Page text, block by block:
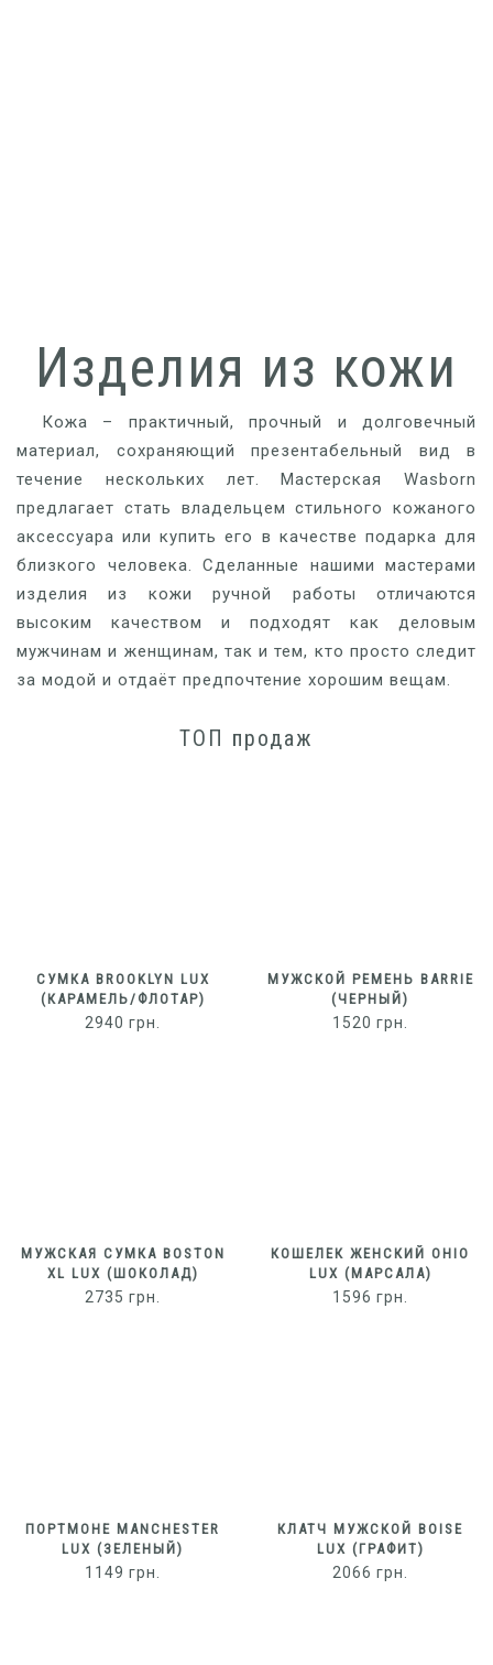
Изделия из кожи
Кожа – практичный, прочный и долговечный
материал, сохраняющий презентабельный вид в
течение нескольких лет. Мастерская Wasborn
предлагает стать владельцем стильного кожаного
аксессуара или купить его в качестве подарка для
близкого человека. Сделанные нашими мастерами
изделия из кожи ручной работы отличаются
высоким качеством и подходят как деловым
мужчинам и женщинам, так и тем, кто просто следит
за модой и отдаёт предпочтение хорошим вещам.
ТОП продаж
CУМКА BROOKLYN LUX
(КАРАМЕЛЬ/ФЛОТАР)
2940 грн.
МУЖСКОЙ РЕМЕНЬ BARRIE
(ЧЕРНЫЙ)
1520 грн.
МУЖСКАЯ СУМКА BOSTON
XL LUX (ШОКОЛАД)
2735 грн.
КОШЕЛЕК ЖЕНСКИЙ OHIO
LUX (МАРСАЛА)
1596 грн.
ПОРТМОНЕ MANCHESTER
LUX (ЗЕЛЕНЫЙ)
1149 грн.
КЛАТЧ МУЖСКОЙ BOISE
LUX (ГРАФИТ)
2066 грн.